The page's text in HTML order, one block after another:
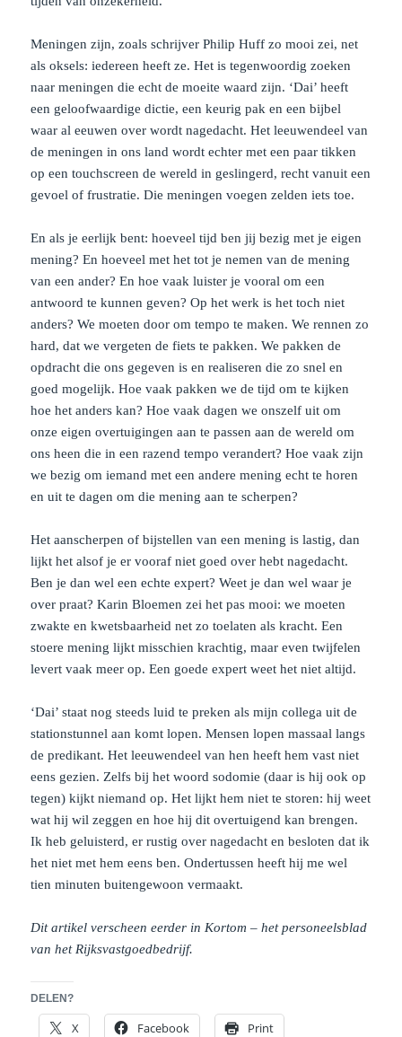
Meningen zijn, zoals schrijver Philip Huff zo mooi zei, net
als oksels: iedereen heeft ze. Het is tegenwoordig zoeken
naar meningen die echt de moeite waard zijn. ‘Dai’ heeft
een geloofwaardige dictie, een keurig pak en een bijbel
waar al eeuwen over wordt nagedacht. Het leeuwendeel van
de meningen in ons land wordt echter met een paar tikken
op een touchscreen de wereld in geslingerd, recht vanuit een
gevoel of frustratie. Die meningen voegen zelden iets toe.
En als je eerlijk bent: hoeveel tijd ben jij bezig met je eigen
mening? En hoeveel met het tot je nemen van de mening
van een ander? En hoe vaak luister je vooral om een
antwoord te kunnen geven? Op het werk is het toch niet
anders? We moeten door om tempo te maken. We rennen zo
hard, dat we vergeten de fiets te pakken. We pakken de
opdracht die ons gegeven is en realiseren die zo snel en
goed mogelijk. Hoe vaak pakken we de tijd om te kijken
hoe het anders kan? Hoe vaak dagen we onszelf uit om
onze eigen overtuigingen aan te passen aan de wereld om
ons heen die in een razend tempo verandert? Hoe vaak zijn
we bezig om iemand met een andere mening echt te horen
en uit te dagen om die mening aan te scherpen?
Het aanscherpen of bijstellen van een mening is lastig, dan
lijkt het alsof je er vooraf niet goed over hebt nagedacht.
Ben je dan wel een echte expert? Weet je dan wel waar je
over praat? Karin Bloemen zei het pas mooi: we moeten
zwakte en kwetsbaarheid net zo toelaten als kracht. Een
stoere mening lijkt misschien krachtig, maar even twijfelen
levert vaak meer op. Een goede expert weet het niet altijd.
‘Dai’ staat nog steeds luid te preken als mijn collega uit de
stationstunnel aan komt lopen. Mensen lopen massaal langs
de predikant. Het leeuwendeel van hen heeft hem vast niet
eens gezien. Zelfs bij het woord sodomie (daar is hij ook op
tegen) kijkt niemand op. Het lijkt hem niet te storen: hij weet
wat hij wil zeggen en hoe hij dit overtuigend kan brengen.
Ik heb geluisterd, er rustig over nagedacht en besloten dat ik
het niet met hem eens ben. Ondertussen heeft hij me wel
tien minuten buitengewoon vermaakt.
Dit artikel verscheen eerder in Kortom – het personeelsblad
van het Rijksvastgoedbedrijf.
DELEN?
X Facebook Print